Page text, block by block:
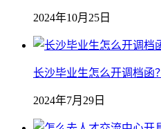
2024年10月25日
长沙毕业生怎么开调档函？
2024年7月29日